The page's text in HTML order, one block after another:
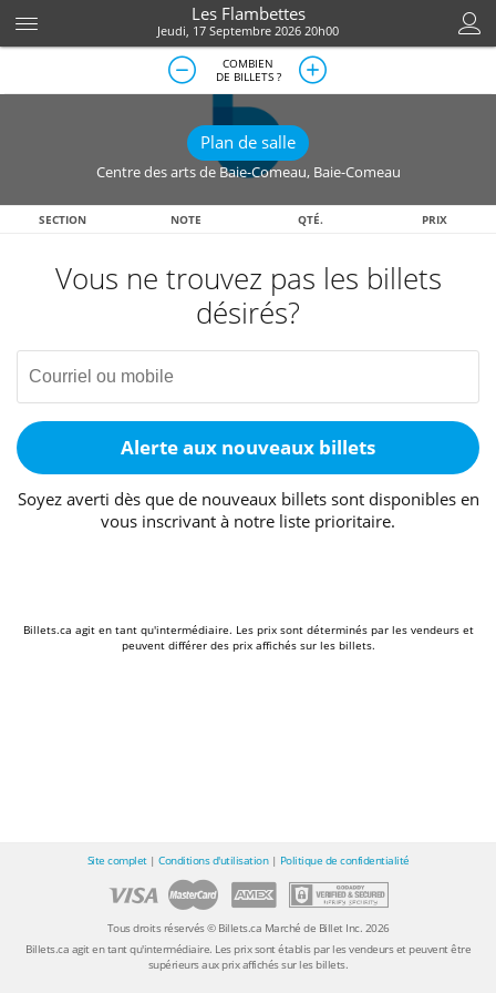
Les Flambettes
Jeudi, 17 Septembre 2026 20h00
COMBIEN
DE BILLETS ?
Plan de salle
Centre des arts de Baie-Comeau, Baie-Comeau
SECTION NOTE QTÉ. PRIX
Vous ne trouvez pas les billets
désirés?
Alerte aux nouveaux billets
Soyez averti dès que de nouveaux billets sont disponibles en
vous inscrivant à notre liste prioritaire.
Billets.ca agit en tant qu'intermédiaire. Les prix sont déterminés par les vendeurs et
peuvent différer des prix affichés sur les billets.
Site complet| Conditions d'utilisation| Politique de confidentialité
Tous droits réservés © Billets.ca Marché de Billet Inc. 2026
Billets.ca agit en tant qu'intermédiaire. Les prix sont établis par les vendeurs et peuvent être
supérieurs aux prix affichés sur les billets.